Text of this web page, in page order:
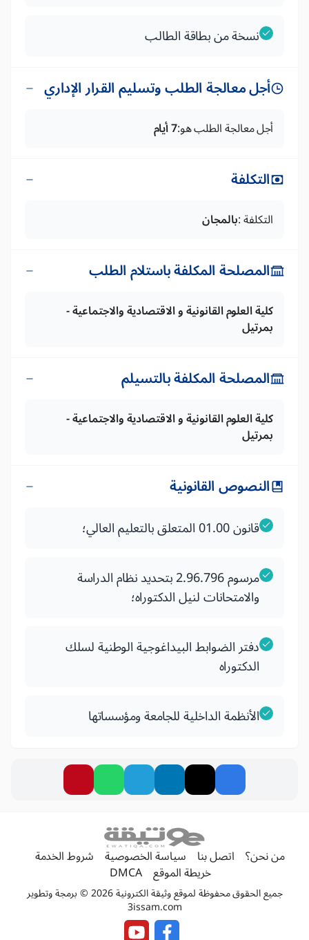
نسخة من بطاقة الطالب
أجل معالجة الطلب وتسليم القرار الإداري
أجل معالجة الطلب هو:7 أيام
التكلفة
التكلفة :بالمجان
المصلحة المكلفة باستلام الطلب
كلية العلوم القانونية و الاقتصادية والاجتماعية -
بمرتيل
المصلحة المكلفة بالتسيلم
كلية العلوم القانونية و الاقتصادية والاجتماعية -
بمرتيل
النصوص القانونية
قانون 01.00 المتعلق بالتعليم العالي؛
مرسوم 2.96.796 بتحديد نظام الدراسة
والامتحانات لنيل الدكتوراه؛
دفتر الضوابط البيداغوجية الوطنية لسلك
الدكتوراه
الأنظمة الداخلية للجامعة ومؤسساتها
من نحن؟ اتصل بنا سياسة الخصوصية شروط الخدمة
خريطة الموقع DMCA
جميع الحقوق محفوظة لموقع وثيقة الكترونية 2026 © برمجة وتطوير
3issam.com